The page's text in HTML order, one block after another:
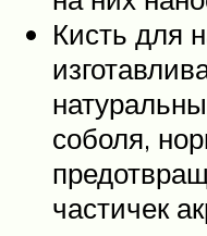
Кисть для
соболя,
частичек